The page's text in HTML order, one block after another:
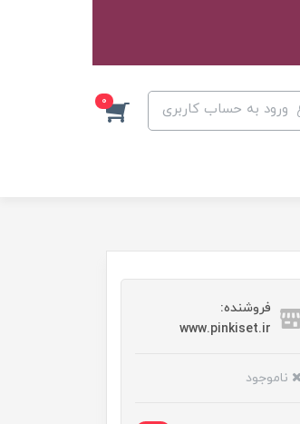
ورود به حساب کاربری 0
فروشنده:
www.pinkiset.ir
ناموجود